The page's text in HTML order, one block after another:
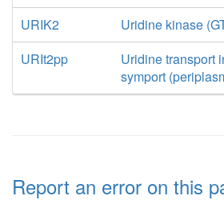
URIK2
Uridine kinase
URIt2pp
Uridine transport
symport
Report an error on this